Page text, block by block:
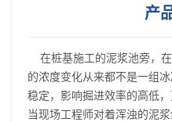
产
在桩基施工的泥浆池旁，
的浓度变化从来都不是一组
稳定，影响掘进效率的高低
当现场工程师对着浑浊的泥